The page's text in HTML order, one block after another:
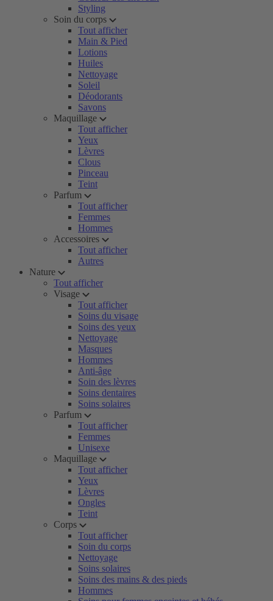
Styling
Soin du corps
Tout afficher
Main & Pied
Lotions
Huiles
Nettoyage
Soleil
Déodorants
Savons
Maquillage
Tout afficher
Yeux
Lèvres
Clous
Pinceau
Teint
Parfum
Tout afficher
Femmes
Hommes
Accessoires
Tout afficher
Autres
Nature
Tout afficher
Visage
Tout afficher
Soins du visage
Soins des yeux
Nettoyage
Masques
Hommes
Anti-âge
Soin des lèvres
Soins dentaires
Soins solaires
Parfum
Tout afficher
Femmes
Unisexe
Maquillage
Tout afficher
Yeux
Lèvres
Ongles
Teint
Corps
Tout afficher
Soin du corps
Nettoyage
Soins solaires
Soins des mains & des pieds
Hommes